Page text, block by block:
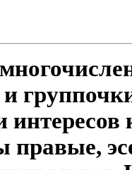
правые,